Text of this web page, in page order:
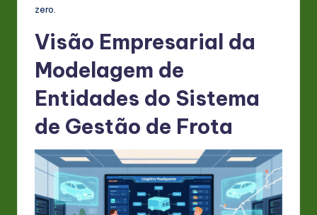
zero.
Visão Empresarial da
Modelagem de
Entidades do Sistema
de Gestão de Frota